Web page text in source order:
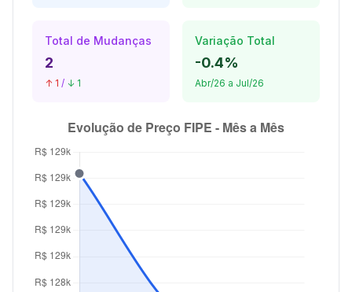
Total de Mudanças
2
↑ 1 / ↓ 1
Variação Total
-0.4%
Abr/26 a Jul/26